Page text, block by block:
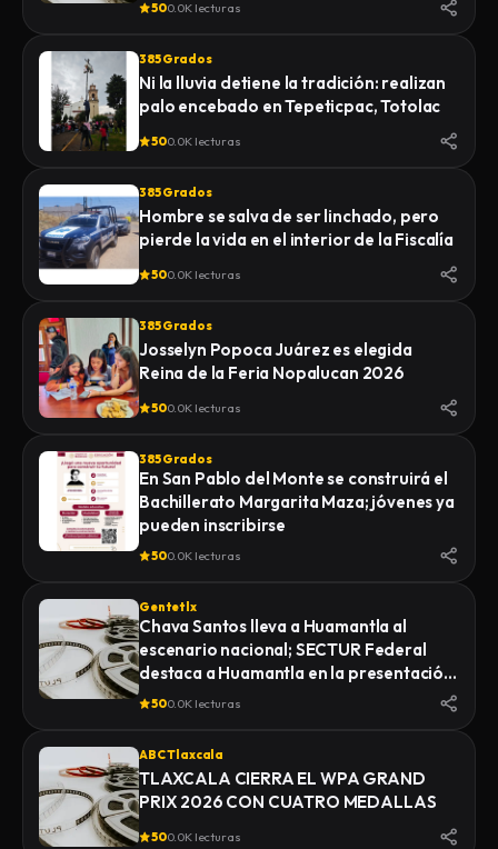
500.0K lecturas
385 Grados
Ni la lluvia detiene la tradición: realizan
palo encebado en Tepeticpac, Totolac
500.0K lecturas
385 Grados
Hombre se salva de ser linchado, pero
pierde la vida en el interior de la Fiscalía
500.0K lecturas
385 Grados
Josselyn Popoca Juárez es elegida
Reina de la Feria Nopalucan 2026
500.0K lecturas
385 Grados
En San Pablo del Monte se construirá el
Bachillerato Margarita Maza; jóvenes ya
pueden inscribirse
500.0K lecturas
Gentetlx
Chava Santos lleva a Huamantla al
escenario nacional; SECTUR Federal
destaca a Huamantla en la presentación
de su feria 2026
500.0K lecturas
ABC Tlaxcala
TLAXCALA CIERRA EL WPA GRAND
PRIX 2026 CON CUATRO MEDALLAS
500.0K lecturas